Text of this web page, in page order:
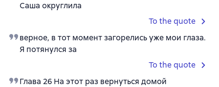
Саша округлила
To the quote
верное, в тот момент загорелись уже мои глаза.
Я потянулся за
To the quote
Глава 26 На этот раз вернуться домой